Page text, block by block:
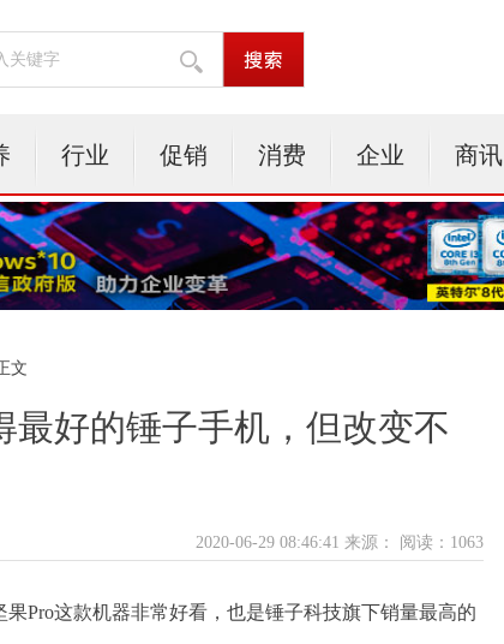
行业 促销 消费 企业 商讯
文
最好的锤子手机，但改变不
2020-06-29 08:46:41 来源： 阅读：1063
Pro这款机器非常好看，也是锤子科技旗下销量最高的